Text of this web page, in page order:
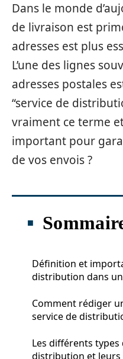
Dans le monde
de livraison est
adresses est plus
L’une des lignes
adresses postales
“service de
vraiment ce terme
important pour
de vos envois ?
Définition et
distribution dans
Comment rédiger
service de
Les différents types
distribution et leurs